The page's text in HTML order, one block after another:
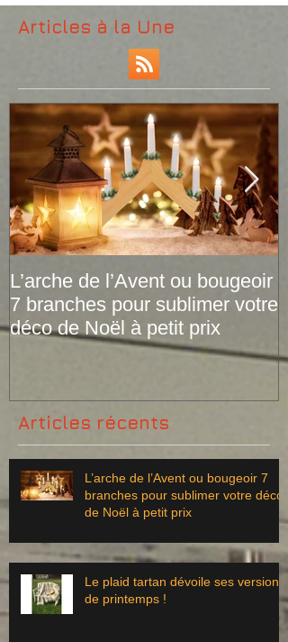
Articles à la Une
L’arche de l’Avent ou bougeoir
7 branches pour sublimer votre
déco de Noël à petit prix
Articles récents
L’arche de l’Avent ou bougeoir 7
branches pour sublimer votre déco
de Noël à petit prix
Le plaid tartan dévoile ses versions
de printemps !